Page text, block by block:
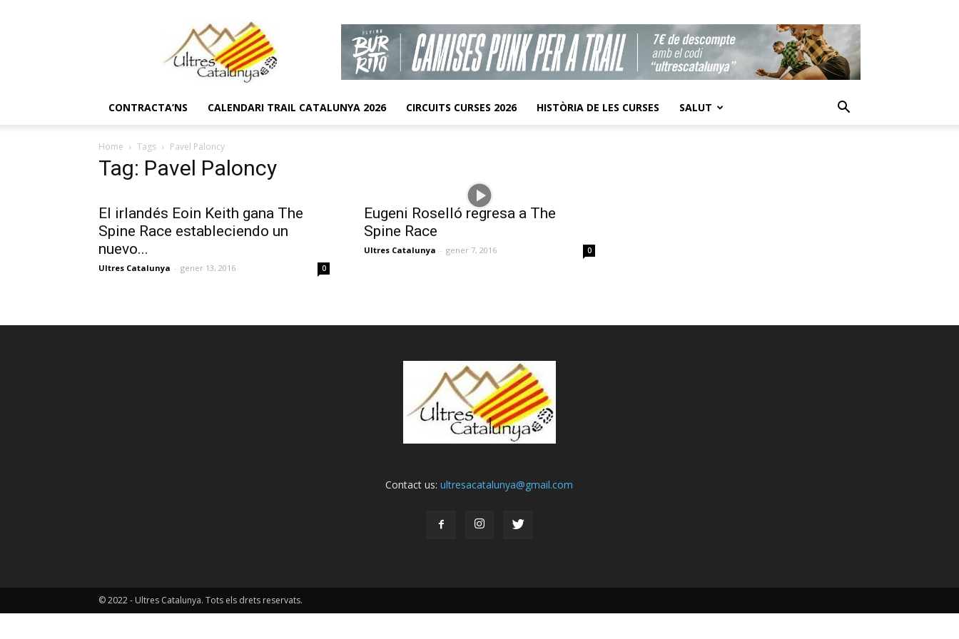
CONTRACTA’NS CALENDARI TRAIL CATALUNYA 2026 CIRCUITS CURSES 2026 HISTÒRIA DE LES CURSES SALUT
Home Tags Pavel Paloncy
Tag: Pavel Paloncy
El irlandés Eoin Keith gana The
Spine Race estableciendo un
nuevo...
Ultres Catalunya - gener 13, 2016 0
Eugeni Roselló regresa a The
Spine Race
Ultres Catalunya - gener 7, 2016 0
Contact us:ultresacatalunya@gmail.com
© 2022 - Ultres Catalunya. Tots els drets reservats.